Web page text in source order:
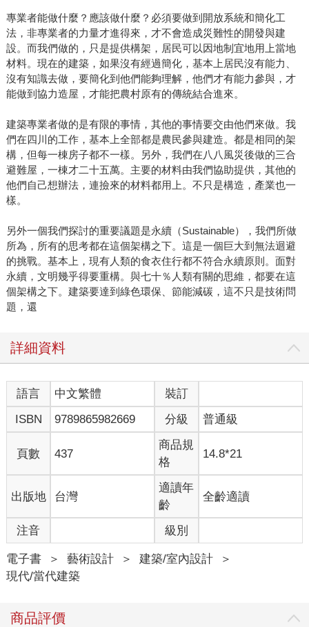
專業者能做什麼？應該做什麼？必須要做到開放系統和簡化工
法，非專業者的力量才進得來，才不會造成災難性的開發與建
設。而我們做的，只是提供構架，居民可以因地制宜地用上當地
材料。現在的建築，如果沒有經過簡化，基本上居民沒有能力、
沒有知識去做，要簡化到他們能夠理解，他們才有能力參與，才
能做到協力造屋，才能把農村原有的傳統結合進來。
建築專業者做的是有限的事情，其他的事情要交由他們來做。我
們在四川的工作，基本上全部都是農民參與建造。都是相同的架
構，但每一棟房子都不一樣。另外，我們在八八風災後做的三合
避難屋，一棟才二十五萬。主要的材料由我們協助提供，其他的
他們自己想辦法，連撿來的材料都用上。不只是構造，產業也一
樣。
另外一個我們探討的重要議題是永續（Sustainable），我們所做
所為，所有的思考都在這個架構之下。這是一個巨大到無法迴避
的挑戰。基本上，現有人類的食衣住行都不符合永續原則。面對
永續，文明幾乎得要重構。與七十％人類有關的思維，都要在這
個架構之下。建築要達到綠色環保、節能減碳，這不只是技術問
題，還
詳細資料
語言 中文繁體
裝訂
ISBN
9789865982669 分級 普通級
頁數 437
商品規
格
14.8*21
出版地 台灣
適讀年
齡
全齡適讀
注音 級別
電子書 ＞ 藝術設計 ＞ 建築/室內設計
＞
現代/當代建築
商品評價